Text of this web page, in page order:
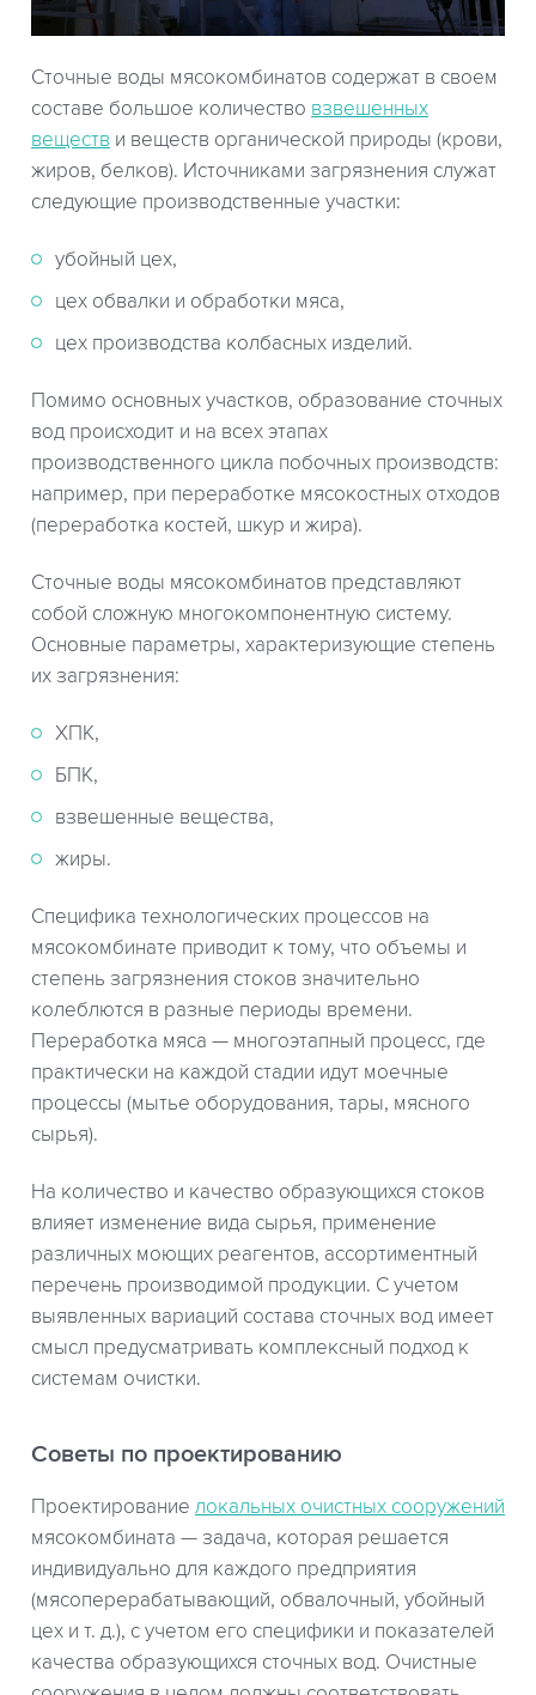
Сточные воды мясокомбинатов содержат в своем
составе большое количество взвешенных
веществ и веществ органической природы (крови,
жиров, белков). Источниками загрязнения служат
следующие производственные участки:
убойный цех,
цех обвалки и обработки мяса,
цех производства колбасных изделий.
Помимо основных участков, образование сточных
вод происходит и на всех этапах
производственного цикла побочных производств:
например, при переработке мясокостных отходов
(переработка костей, шкур и жира).
Сточные воды мясокомбинатов представляют
собой сложную многокомпонентную систему.
Основные параметры, характеризующие степень
их загрязнения:
XПK,
БПК,
взвешенные вещества,
жиры.
Специфика технологических процессов на
мясокомбинате приводит к тому, что объемы и
степень загрязнения стоков значительно
колеблются в разные периоды времени.
Переработка мяса — многоэтапный процесс, где
практически на каждой стадии идут моечные
процессы (мытье оборудования, тары, мясного
сырья).
На количество и качество образующихся стоков
влияет изменение вида сырья, применение
различных моющих реагентов, ассортиментный
перечень производимой продукции. С учетом
выявленных вариаций состава сточных вод имеет
смысл предусматривать комплексный подход к
системам очистки.
Советы по проектированию
Проектирование локальных очистных сооружений
мясокомбината — задача, которая решается
индивидуально для каждого предприятия
(мясоперерабатывающий, обвалочный, убойный
цех и т. д.), с учетом его специфики и показателей
качества образующихся сточных вод. Очистные